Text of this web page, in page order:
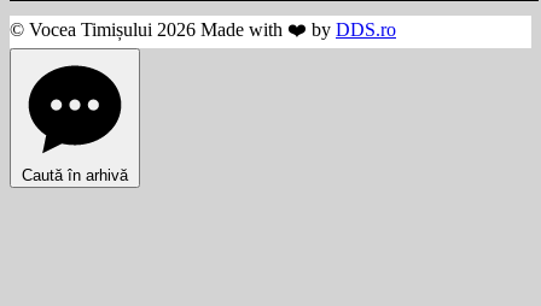
© Vocea Timișului 2026 Made with ❤️ by DDS.ro
Caută în arhivă